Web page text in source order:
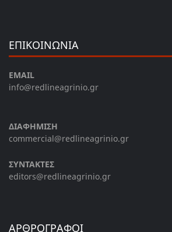
ΕΠΙΚΟΙΝΩΝΙΑ
EMAIL
info@redlineagrinio.gr
ΔΙΑΦΗΜΙΣΗ
commercial@redlineagrinio.gr
ΣΥΝΤΑΚΤΕΣ
editors@redlineagrinio.gr
ΑΡΘΡΟΓΡΑΦΟΙ